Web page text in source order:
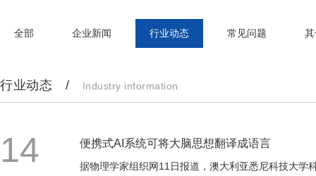
全部 企业新闻 行业动态 常见问题
行业动态 / Industry information
14 便携式AI系统可将大脑思想翻译成语言
据物理学家组织网11日报道，澳大利亚悉尼科技大学